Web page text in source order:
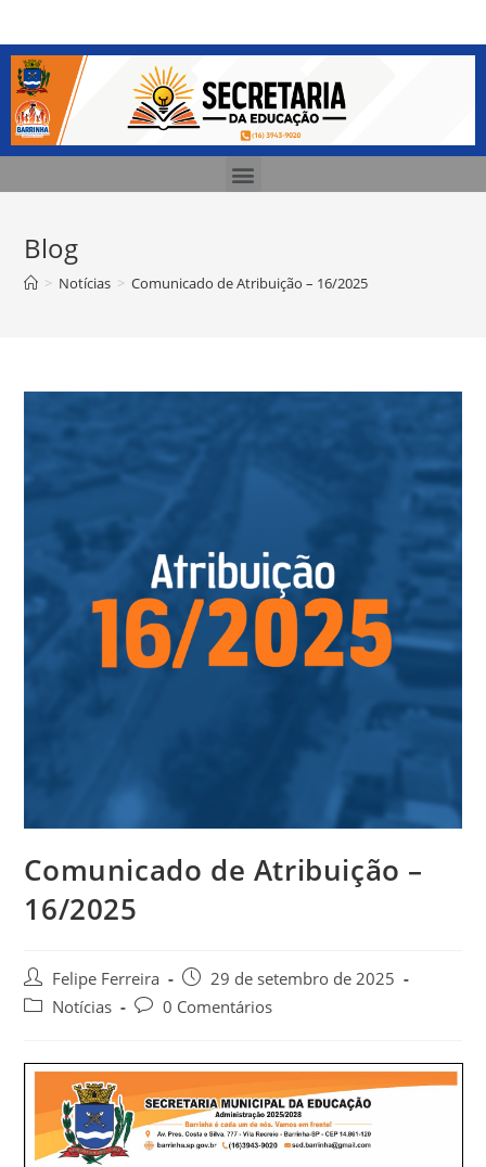
Blog
> Notícias > Comunicado de Atribuição – 16/2025
Comunicado de Atribuição –
16/2025
Felipe Ferreira
29 de setembro de 2025
Notícias
0 Comentários